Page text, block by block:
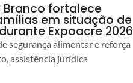
Branco fortalece
em situação de
Expoacre 2026
segurança alimentar e reforça
assistência jurídica